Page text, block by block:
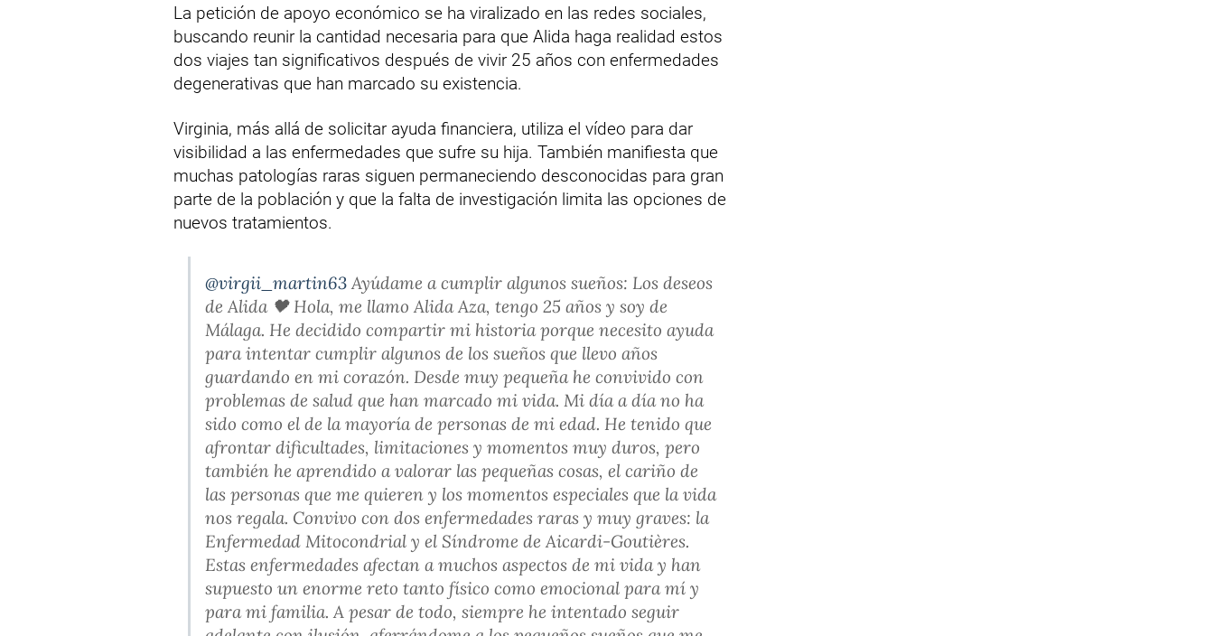
La petición de apoyo económico se ha viralizado en las redes sociales,
buscando reunir la cantidad necesaria para que Alida haga realidad estos
dos viajes tan significativos después de vivir 25 años con enfermedades
degenerativas que han marcado su existencia.
Virginia, más allá de solicitar ayuda financiera, utiliza el vídeo para dar
visibilidad a las enfermedades que sufre su hija. También manifiesta que
muchas patologías raras siguen permaneciendo desconocidas para gran
parte de la población y que la falta de investigación limita las opciones de
nuevos tratamientos.
@virgii_martin63 Ayúdame a cumplir algunos sueños: Los deseos
de Alida 🖤 Hola, me llamo Alida Aza, tengo 25 años y soy de
Málaga. He decidido compartir mi historia porque necesito ayuda
para intentar cumplir algunos de los sueños que llevo años
guardando en mi corazón. Desde muy pequeña he convivido con
problemas de salud que han marcado mi vida. Mi día a día no ha
sido como el de la mayoría de personas de mi edad. He tenido que
afrontar dificultades, limitaciones y momentos muy duros, pero
también he aprendido a valorar las pequeñas cosas, el cariño de
las personas que me quieren y los momentos especiales que la vida
nos regala. Convivo con dos enfermedades raras y muy graves: la
Enfermedad Mitocondrial y el Síndrome de Aicardi-Goutières.
Estas enfermedades afectan a muchos aspectos de mi vida y han
supuesto un enorme reto tanto físico como emocional para mí y
para mi familia. A pesar de todo, siempre he intentado seguir